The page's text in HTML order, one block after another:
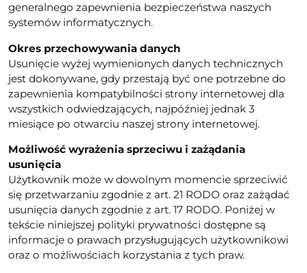
generalnego zapewnienia bezpieczeństwa naszych
systemów informatycznych.
Okres przechowywania danych
Usunięcie wyżej wymienionych danych technicznych
jest dokonywane, gdy przestają być one potrzebne do
zapewnienia kompatybilności strony internetowej dla
wszystkich odwiedzających, najpóźniej jednak 3
miesiące po otwarciu naszej strony internetowej.
Możliwość wyrażenia sprzeciwu i zażądania
usunięcia
Użytkownik może w dowolnym momencie sprzeciwić
się przetwarzaniu zgodnie z art. 21 RODO oraz zażądać
usunięcia danych zgodnie z art. 17 RODO. Poniżej w
tekście niniejszej polityki prywatności dostępne są
informacje o prawach przysługujących użytkownikowi
oraz o możliwościach korzystania z tych praw.